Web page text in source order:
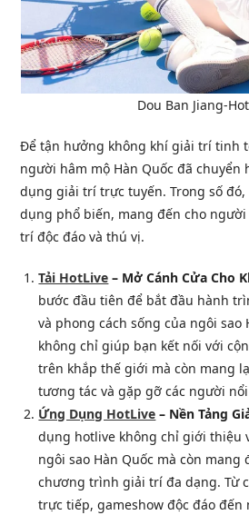
Dou Ban Jiang-
Để tận hưởng không khí giải trí tinh
người hâm mộ Hàn Quốc đã chuyển
dụng giải trí trực tuyến. Trong số
dụng phổ biến, mang đến cho
trí độc đáo và thú vị.
Tải HotLive – Mở Cánh Cửa Cho
bước đầu tiên để bắt đầu hành
và phong cách sống của ngôi sao
không chỉ giúp bạn kết nối với
trên khắp thế giới mà còn mang
tương tác và gặp gỡ các người
Ứng Dụng HotLive – Nền Tảng
dụng hotlive không chỉ giới thiệu
ngôi sao Hàn Quốc mà còn mang
chương trình giải trí đa dạng. Từ
trực tiếp, gameshow độc đáo